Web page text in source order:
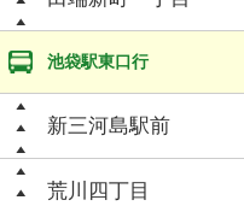
池袋駅東口行
新三河島駅前
荒川四丁目